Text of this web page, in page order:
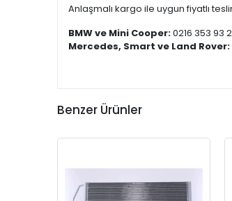
Anlaşmalı kargo ile uygun fiyatlı
BMW ve Mini Cooper:0216 353 93
Mercedes, Smart ve Land Rover:
Benzer Ürünler